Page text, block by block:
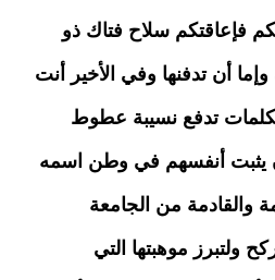
فإعاقتكم سلاح فتاك ذو
أن تدفنها وفي الأخير أنت
تدفع نسيبة عطوط
يثبت أنفسهم في وطن اسمه
والقادمة من الجامعة
ولتبرز موهبتها التي